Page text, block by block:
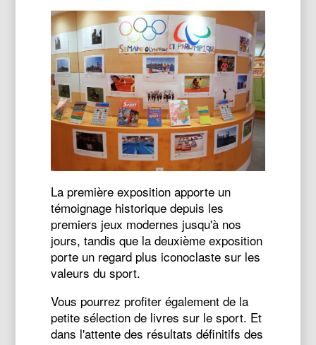
La première exposition apporte un
témoignage historique depuis les
premiers jeux modernes jusqu'à nos
jours, tandis que la deuxième exposition
porte un regard plus iconoclaste sur les
valeurs du sport.
Vous pourrez profiter également de la
petite sélection de livres sur le sport. Et
dans l'attente des résultats définitifs des